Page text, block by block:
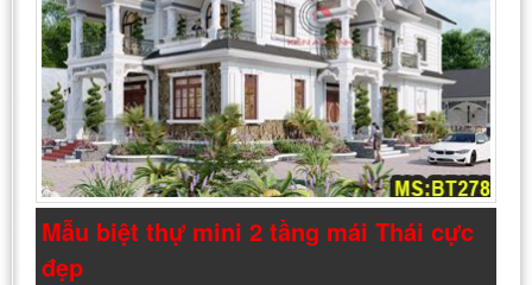
Mẫu biệt thự mini 2 tầng mái Thái cực
đẹp